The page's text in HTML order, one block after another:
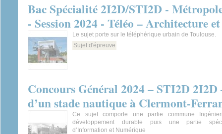
Bac Spécialité 2I2D/STI2D -
- Session 2024 - Téléo – Architecture
Le sujet porte sur le téléphérique urbain de Toulouse.
Sujet d'épreuve
Concours Général 2024 – STI2D
d’un stade nautique à Clermont-
Ce sujet comporte une partie commune
développement durable puis une partie
d’Information et Numérique